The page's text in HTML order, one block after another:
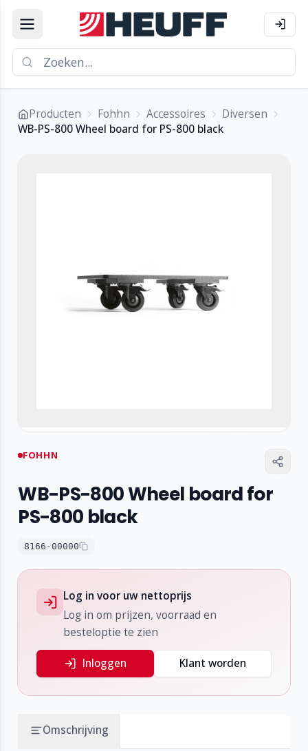
Producten Fohhn Accessoires
Diversen
WB-PS-800 Wheel board for PS-800 black
FOHHN
WB-PS-800 Wheel board for
PS-800 black
8166-00000
Log in voor uw nettoprijs
Log in om prijzen, voorraad en
besteloptie te zien
Inloggen Klant worden
Omschrijving